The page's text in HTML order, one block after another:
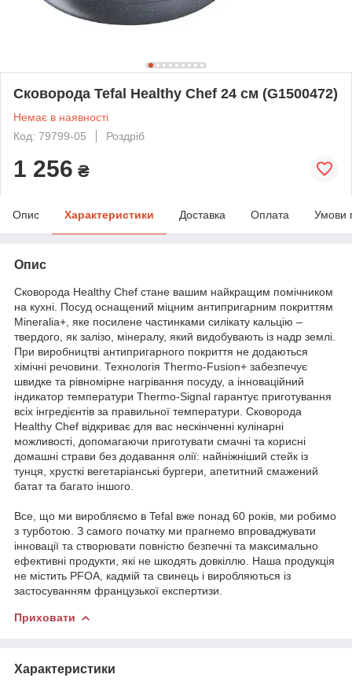
Сковорода Tefal Healthy Chef 24 см (G1500472)
Немає в наявності
Код: 79799-05
Роздріб
1 256 ₴
Опис Характеристики Доставка Оплата Умови
Опис
Сковорода Healthy Chef стане вашим найкращим помічником
на кухні. Посуд оснащений міцним антипригарним покриттям
Mineralia+, яке посилене частинками силікату кальцію –
твердого, як залізо, мінералу, який видобувають із надр землі.
При виробництві антипригарного покриття не додаються
хімічні речовини. Технологія Thermo-Fusion+ забезпечує
швидке та рівномірне нагрівання посуду, а інноваційний
індикатор температури Thermo-Signal гарантує приготування
всіх інгредієнтів за правильної температури. Сковорода
Healthy Chef відкриває для вас нескінченні кулінарні
можливості, допомагаючи приготувати смачні та корисні
домашні страви без додавання олії: найніжніший стейк із
тунця, хрусткі вегетаріанські бургери, апетитний смажений
батат та багато іншого.
Все, що ми виробляємо в Tefal вже понад 60 років, ми робимо
з турботою. З самого початку ми прагнемо впроваджувати
інновації та створювати повністю безпечні та максимально
ефективні продукти, які не шкодять довкіллю. Наша продукція
не містить PFOA, кадмій та свинець і виробляються із
застосуванням французької експертизи.
Приховати
Характеристики